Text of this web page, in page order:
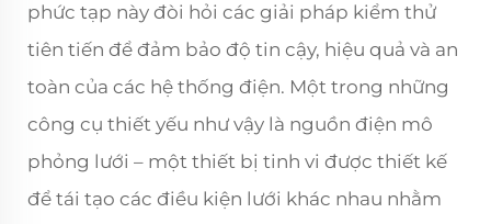
phức tạp này đòi hỏi các giải pháp kiểm thử
tiên tiến để đảm bảo độ tin cậy, hiệu quả và an
toàn của các hệ thống điện. Một trong những
công cụ thiết yếu như vậy là nguồn điện mô
phỏng lưới – một thiết bị tinh vi được thiết kế
để tái tạo các điều kiện lưới khác nhau nhằm